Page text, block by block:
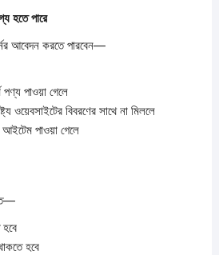
হতেপারে
আবেদন করতে পারবেন—
পণ্য পাওয়া গেলে
ওয়েবসাইটের বিবরণের সাথে না মিললে
পাওয়া গেলে
হবে